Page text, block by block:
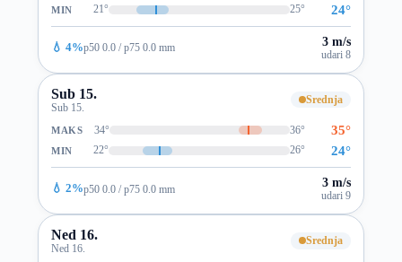
MIN 21° 25° 24°
💧 4%p50 0.0 / p75 0.0 mm 3 m/s
udari 8
Sub 15.
Sub 15.
Srednja
MAKS 34° 36° 35°
MIN 22° 26° 24°
💧 2%p50 0.0 / p75 0.0 mm 3 m/s
udari 9
Ned 16.
Ned 16.
Srednja